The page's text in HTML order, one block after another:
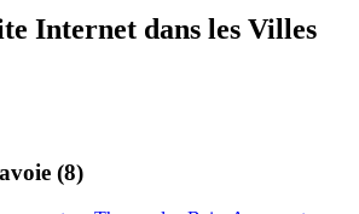
Internet dans les Villes
(8)